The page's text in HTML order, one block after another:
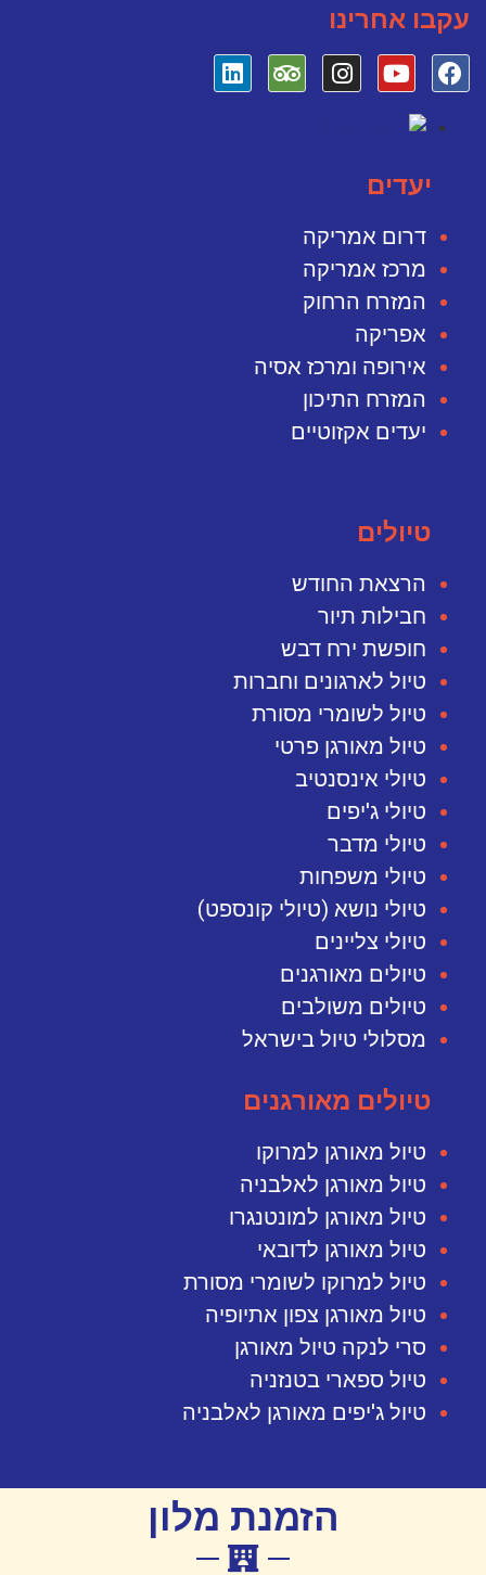
עקבו אחרינו
יעדים
דרום אמריקה
מרכז אמריקה
המזרח הרחוק
אפריקה
אירופה ומרכז אסיה
המזרח התיכון
יעדים אקזוטיים
טיולים
הרצאת החודש
חבילות תיור
חופשת ירח דבש
טיול לארגונים וחברות
טיול לשומרי מסורת
טיול מאורגן פרטי
טיולי אינסנטיב
טיולי ג'יפים
טיולי מדבר
טיולי משפחות
טיולי נושא (טיולי קונספט)
טיולי צליינים
טיולים מאורגנים
טיולים משולבים
מסלולי טיול בישראל
טיולים מאורגנים
טיול מאורגן למרוקו
טיול מאורגן לאלבניה
טיול מאורגן למונטנגרו
טיול מאורגן לדובאי
טיול למרוקו לשומרי מסורת
טיול מאורגן צפון אתיופיה
סרי לנקה טיול מאורגן
טיול ספארי בטנזניה
טיול ג'יפים מאורגן לאלבניה
הזמנת מלון